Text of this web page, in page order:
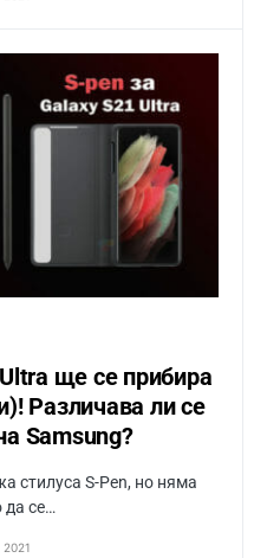
ще се прибира
Pазличава ли се
Samsung?
стилуса S-Pen, но няма
да се…